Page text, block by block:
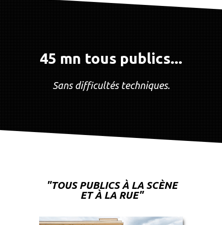
45 mn tous publics...
Sans difficultés techniques.
"TOUS PUBLICS À LA SCÈNE
ET À LA RUE"